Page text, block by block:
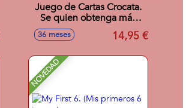
Juego de Cartas Crocata.
Se quien obtenga más
putos!! Incluye 85 cartas.
36 meses 14,95 €
NOVEDAD